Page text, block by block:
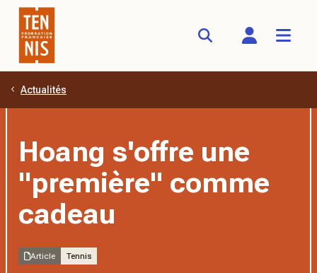
Aller au contenu principal
Actualités
Hoang s'offre une
"première" comme
cadeau
Article Tennis